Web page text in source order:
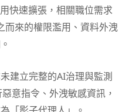
快速擴張，相關職位需求
而來的權限濫用、資料外洩
建立完整的AI治理與監測
意指令、外洩敏感資訊，